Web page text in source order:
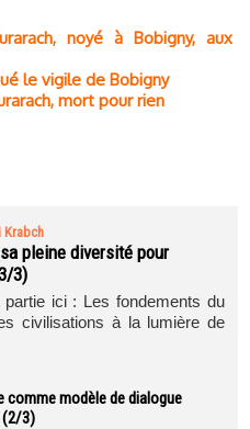
noyé à Bobigny, aux
le vigile de Bobigny
mort pour rien
Krabch
pleine diversité pour
3)
partie ici : Les fondements du
civilisations à la lumière de
comme modèle de dialogue
(2/3)